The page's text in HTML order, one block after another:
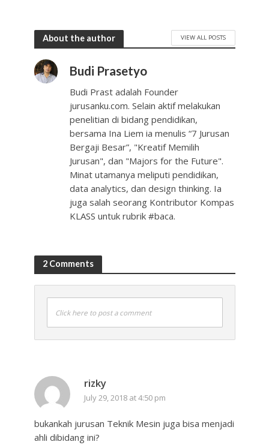
About the author VIEW ALL POSTS
Budi Prasetyo
Budi Prast adalah Founder
jurusanku.com. Selain aktif melakukan
penelitian di bidang pendidikan,
bersama Ina Liem ia menulis “7 Jurusan
Bergaji Besar”, "Kreatif Memilih
Jurusan", dan "Majors for the Future".
Minat utamanya meliputi pendidikan,
data analytics, dan design thinking. Ia
juga salah seorang Kontributor Kompas
KLASS untuk rubrik #baca.
2 Comments
Click here to post a comment
rizky
July 29, 2018 at 4:50 pm
bukankah jurusan Teknik Mesin juga bisa menjadi
ahli dibidang ini?